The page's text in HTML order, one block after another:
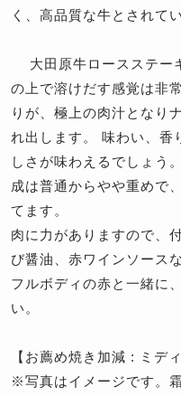
く、高品質な牛とされて
大田原牛ロースステー
の上で溶けだす感覚は
りが、極上の肉汁となり
れ出します。 味わい、香
しさが味わえるでしょう
成は普通からやや重めで
てます。
肉に力がありますので、
び醤油、赤ワインソース
フルボディの赤と一緒に
い。
【お薦め焼き加減 : ミデ
※写真はイメージです。